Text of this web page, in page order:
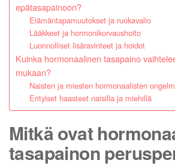
epätasapainoon?
Elämäntapamuutokset ja ruokavalio
Lääkkeet ja hormonikorvaushoito
Luonnolliset lisäravinteet ja hoidot
Kuinka hormonaalinen tasapaino
mukaan?
Naisten ja miesten hormonaalisten
Erityiset haasteet naisilla ja miehillä
Mitkä ovat
tasapainon